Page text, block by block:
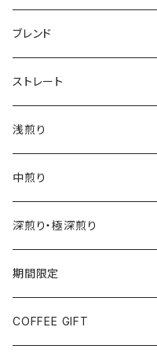
インデアントミー ドリップバッ
ブレンド
ストレート
浅煎り
中煎り
深煎り・極深煎り
期間限定
COFFEE GIFT